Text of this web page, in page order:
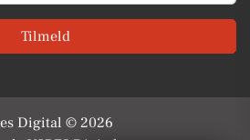
Tilmeld
Digital © 2026